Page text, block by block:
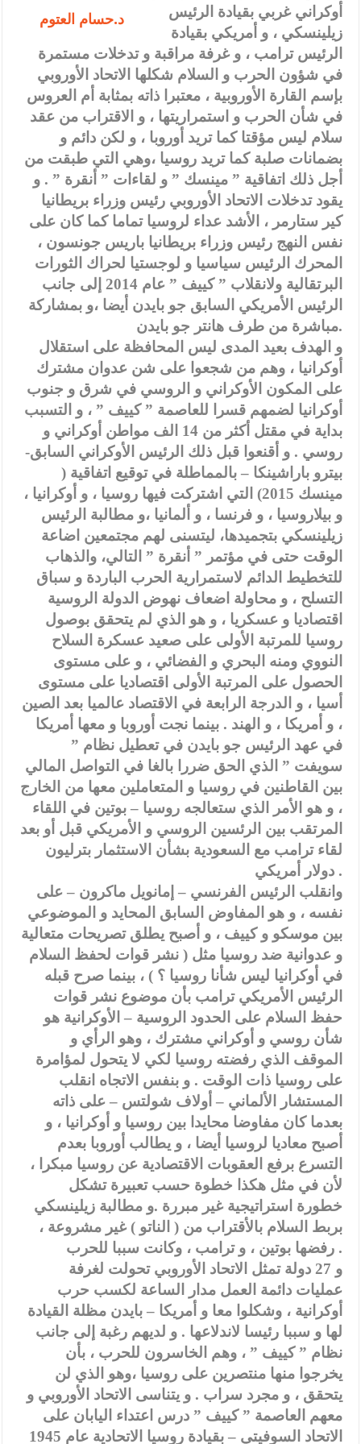
د.حسام العتوم
أوكراني غربي بقيادة الرئيس
زيلينسكي ، و أمريكي بقيادة
الرئيس ترامب ، و غرفة مراقبة و تدخلات مستمرة
في شؤون الحرب و السلام شكلها الاتحاد الأوروبي
بإسم القارة الأوروبية ، معتبرا ذاته بمثابة أم العروس
في شأن الحرب و استمراريتها ، و الاقتراب من عقد
سلام ليس مؤقتا كما تريد أوروبا ، و لكن دائم و
بضمانات صلبة كما تريد روسيا ،وهي التي طبقت من
أجل ذلك اتفاقية ” مينسك ” و لقاءات ” أنقرة ” . و
يقود تدخلات الاتحاد الأوروبي رئيس وزراء بريطانيا
كير ستارمر ، الأشد عداء لروسيا تماما كما كان على
نفس النهج رئيس وزراء بريطانيا باريس جونسون ،
المحرك الرئيس سياسيا و لوجستيا لحراك الثورات
البرتقالية ولانقلاب ” كييف ” عام 2014 إلى جانب
الرئيس الأمريكي السابق جو بايدن أيضا ،و بمشاركة
مباشرة من طرف هانتر جو بايدن.
و الهدف بعيد المدى ليس المحافظة على استقلال
أوكرانيا ، وهم من شجعوا على شن عدوان مشترك
على المكون الأوكراني و الروسي في شرق و جنوب
أوكرانيا لضمهم قسرا للعاصمة ” كييف ” ، و التسبب
بداية في مقتل أكثر من 14 الف مواطن أوكراني و
روسي . و أقنعوا قبل ذلك الرئيس الأوكراني السابق-
بيترو باراشينكا – بالمماطلة في توقيع اتفاقية (
مينسك 2015) التي اشتركت فيها روسيا ، و أوكرانيا ،
و بيلاروسيا ، و فرنسا ، و ألمانيا ،و مطالبة الرئيس
زيلينسكي بتجميدها، ليتسنى لهم مجتمعين اضاعة
الوقت حتى في مؤتمر ” أنقرة ” التالي، والذهاب
للتخطيط الدائم لاستمرارية الحرب الباردة و سباق
التسلح ، و محاولة اضعاف نهوض الدولة الروسية
اقتصاديا و عسكريا ، و هو الذي لم يتحقق بوصول
روسيا للمرتبة الأولى على صعيد عسكرة السلاح
النووي ومنه البحري و الفضائي ، و على مستوى
الحصول على المرتبة الأولى اقتصاديا على مستوى
أسيا ، و الدرجة الرابعة في الاقتصاد عالميا بعد الصين
، و أمريكا ، و الهند . بينما نجت أوروبا و معها أمريكا
في عهد الرئيس جو بايدن في تعطيل نظام ”
سويفت ” الذي الحق ضررا بالغا في التواصل المالي
بين القاطنين في روسيا و المتعاملين معها من الخارج
، و هو الأمر الذي ستعالجه روسيا – بوتين في اللقاء
المرتقب بين الرئسين الروسي و الأمريكي قبل أو بعد
لقاء ترامب مع السعودية بشأن الاستثمار بترليون
دولار أمريكي .
وانقلب الرئيس الفرنسي – إمانويل ماكرون – على
نفسه ، و هو المفاوض السابق المحايد و الموضوعي
بين موسكو و كييف ، و أصبح يطلق تصريحات متعالية
و عدوانية ضد روسيا مثل ( نشر قوات لحفظ السلام
في أوكرانيا ليس شأنا روسيا ؟ ) ، بينما صرح قبله
الرئيس الأمريكي ترامب بأن موضوع نشر قوات
حفظ السلام على الحدود الروسية – الأوكرانية هو
شأن روسي و أوكراني مشترك ، وهو الرأي و
الموقف الذي رفضته روسيا لكي لا يتحول لمؤامرة
على روسيا ذات الوقت . و بنفس الاتجاه انقلب
المستشار الألماني – أولاف شولتس – على ذاته
بعدما كان مفاوضا محايدا بين روسيا و أوكرانيا ، و
أصبح معاديا لروسيا أيضا ، و يطالب أوروبا بعدم
التسرع برفع العقوبات الاقتصادية عن روسيا مبكرا ،
لأن في مثل هكذا خطوة حسب تعبيرة تشكل
خطورة استراتيجية غير مبررة .و مطالبة زيلينسكي
بربط السلام بالأقتراب من ( الناتو ) غير مشروعة ،
رفضها بوتين ، و ترامب ، وكانت سببا للحرب .
و 27 دولة تمثل الاتحاد الأوروبي تحولت لغرفة
عمليات دائمة العمل مدار الساعة لكسب حرب
أوكرانية ، وشكلوا معا و أمريكا – بايدن مظلة القيادة
لها و سببا رئيسا لاندلاعها . و لديهم رغبة إلى جانب
نظام ” كييف ” ، وهم الخاسرون للحرب ، بأن
يخرجوا منها منتصرين على روسيا ،وهو الذي لن
يتحقق ، و مجرد سراب . و يتناسى الاتحاد الأوروبي و
معهم العاصمة ” كييف ” درس اعتداء اليابان على
الاتحاد السوفيتي – بقيادة روسيا الاتحادية عام 1945